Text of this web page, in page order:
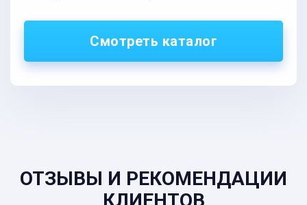
Смотреть каталог
ОТЗЫВЫ И РЕКОМЕНДАЦИИ